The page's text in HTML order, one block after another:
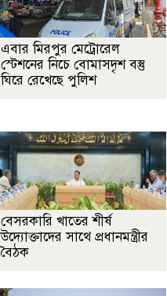
এবার মিরপুর মেট্রোরেল
স্টেশনের নিচে বোমাসদৃশ বস্তু
ঘিরে রেখেছে পুলিশ
বেসরকারি খাতের শীর্ষ
উদ্যোক্তাদের সাথে প্রধানমন্ত্রীর
বৈঠক